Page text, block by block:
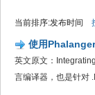
当前排序:发布时间
使用
英文原文：
言编译器，也是针对